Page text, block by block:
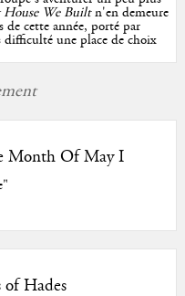
House We Builtn'en demeure
de cette année, porté par
difficulté une place de choix
Month Of May I
Hades